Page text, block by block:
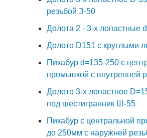
резьбой З-50
Долота 2 - 3-х лопастные
Долото D151 с круглыми
Пикабур d=135-250 с
промывкой c внутренней
Долото 3-х лопастное
под шестигранник Ш-55
Пикабур с центральной
до 250мм с наружней